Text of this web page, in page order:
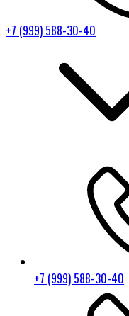
+7 (999) 588-30-40
+7 (999) 588-30-40